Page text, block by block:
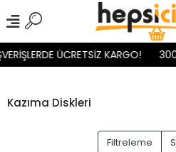
ÜCRETSİZ KARGO!
Kazıma Diskleri
Filtreleme